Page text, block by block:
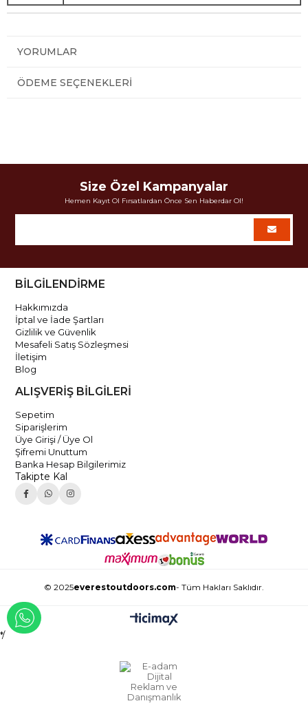
YORUMLAR
ÖDEME SEÇENEKLERI
Size Özel Kampanyalar
Hemen Kayıt Ol Fırsatlardan Önce Sen Haberdar Ol!
BİLGİLENDİRME
Hakkımızda
İptal ve İade Şartları
Gizlilik ve Güvenlik
Mesafeli Satış Sözleşmesi
İletişim
Blog
ALIŞVERİŞ BİLGİLERİ
Sepetim
Siparişlerim
Üye Girişi / Üye Ol
Şifremi Unuttum
Banka Hesap Bilgilerimiz
Takipte Kal
© 2025everestoutdoors.com- Tüm Hakları Saklıdır.
*/
WHATSAPP İLE İLETİŞİME GEÇ